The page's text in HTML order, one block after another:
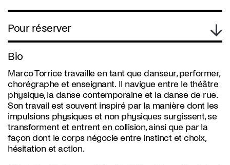
Pour réserver
Bio
Marco Torrice travaille en tant que danseur, performer,
chorégraphe et enseignant. Il navigue entre le théâtre
physique, la danse contemporaine et la danse de rue.
Son travail est souvent inspiré par la manière dont les
impulsions physiques et non physiques surgissent, se
transforment et entrent en collision, ainsi que par la
façon dont le corps négocie entre instinct et choix,
hésitation et action.